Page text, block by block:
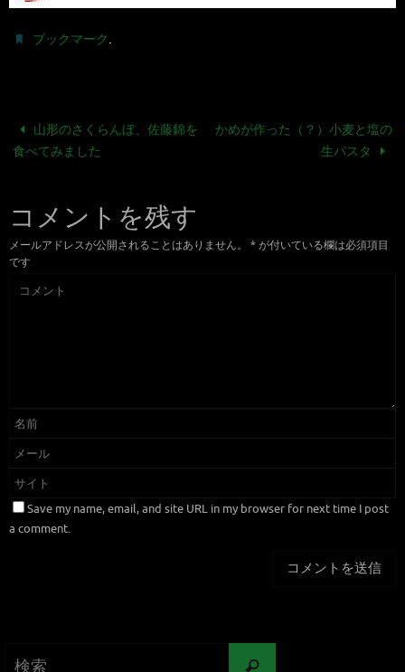
ブックマーク.
山形のさくらんぼ、佐藤錦を
食べてみました
かめが作った（？）小麦と塩の
生パスタ
コメントを残す
メールアドレスが公開されることはありません。 * が付いている欄は必須項目
です
Save my name, email, and site URL in my browser for next time I post
a comment.